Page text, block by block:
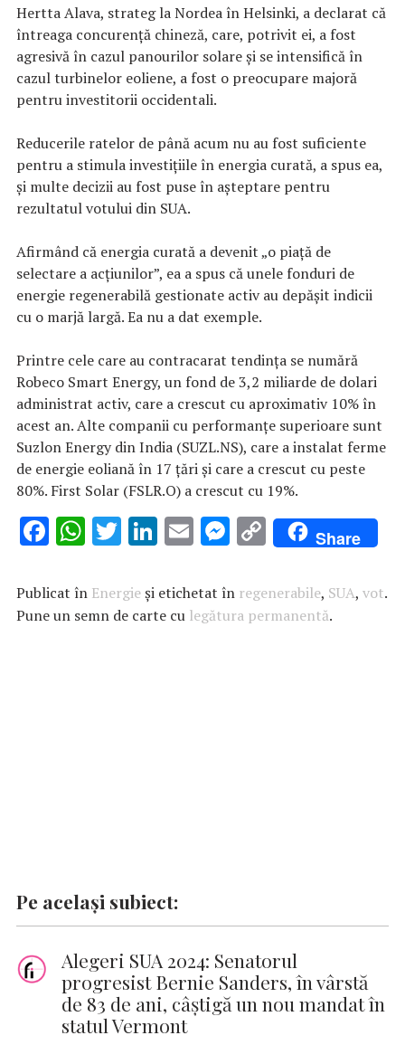
Hertta Alava, strateg la Nordea în Helsinki, a declarat că
întreaga concurență chineză, care, potrivit ei, a fost
agresivă în cazul panourilor solare și se intensifică în
cazul turbinelor eoliene, a fost o preocupare majoră
pentru investitorii occidentali.
Reducerile ratelor de până acum nu au fost suficiente
pentru a stimula investițiile în energia curată, a spus ea,
și multe decizii au fost puse în așteptare pentru
rezultatul votului din SUA.
Afirmând că energia curată a devenit „o piață de
selectare a acțiunilor”, ea a spus că unele fonduri de
energie regenerabilă gestionate activ au depășit indicii
cu o marjă largă. Ea nu a dat exemple.
Printre cele care au contracarat tendința se numără
Robeco Smart Energy, un fond de 3,2 miliarde de dolari
administrat activ, care a crescut cu aproximativ 10% în
acest an. Alte companii cu performanțe superioare sunt
Suzlon Energy din India (SUZL.NS), care a instalat ferme
de energie eoliană în 17 țări şi care a crescut cu peste
80%. First Solar (FSLR.O) a crescut cu 19%.
F
e
b
W
at
s
T
it
te
Li
k
e
E
ai
l
M
se
n
C
o
p
y
Share
Publicat în Energieși etichetat în regenerabile, SUA, vot.
Pune un semn de carte cu legătura permanentă.
Pe același subiect:
Alegeri SUA 2024: Senatorul
progresist Bernie Sanders, în vârstă
de 83 de ani, câştigă un nou mandat în
statul Vermont